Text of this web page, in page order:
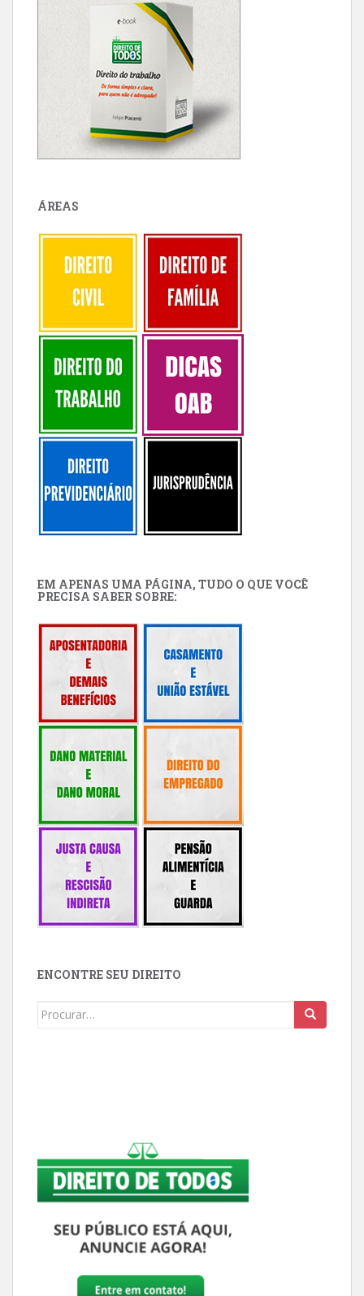
ÁREAS
EM APENAS UMA PÁGINA, TUDO O QUE VOCÊ
PRECISA SABER SOBRE:
ENCONTRE SEU DIREITO
Buscar: